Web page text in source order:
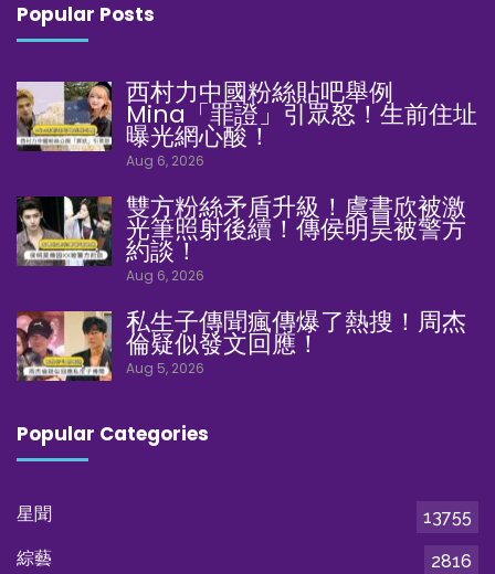
Popular Posts
西村力中國粉絲貼吧舉例
Mina「罪證」引眾怒！生前住址
曝光網心酸！
Aug 6, 2026
雙方粉絲矛盾升級！虞書欣被激
光筆照射後續！傳侯明昊被警方
約談！
Aug 6, 2026
私生子傳聞瘋傳爆了熱搜！周杰
倫疑似發文回應！
Aug 5, 2026
Popular Categories
星聞
13755
綜藝
2816